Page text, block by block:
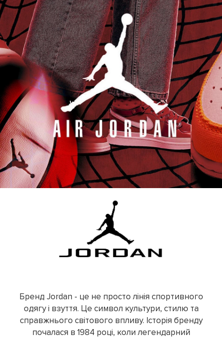
Бренд Jordan - це не просто лінія спортивного
одягу і взуття. Це символ культури, стилю та
справжнього світового впливу. Історія бренду
почалася в 1984 році, коли легендарний